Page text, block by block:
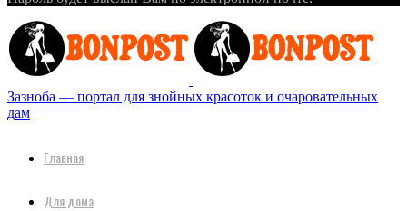
Зазноба — портал для знойных красоток и очаровательных
дам
Главная
Для дома